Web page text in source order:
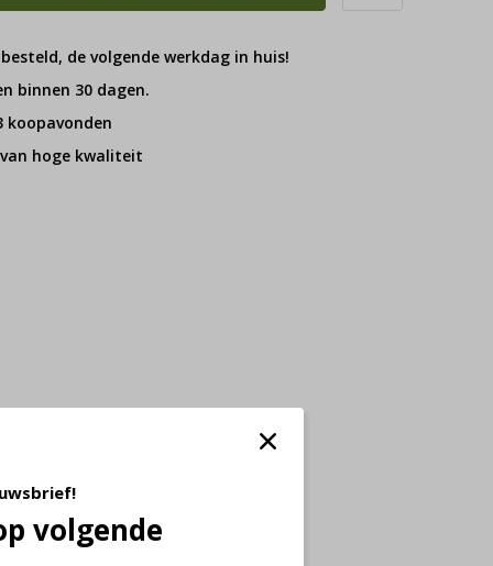
de volgende werkdag in huis!
binnen 30 dagen.
koopavonden
hoge kwaliteit
volgende